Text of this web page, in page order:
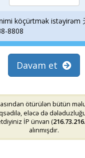
köçürtmək istəyirəm
8808
Davam et
ötürülən bütün
eləcə də
İP ünvan (
alınmışdır.